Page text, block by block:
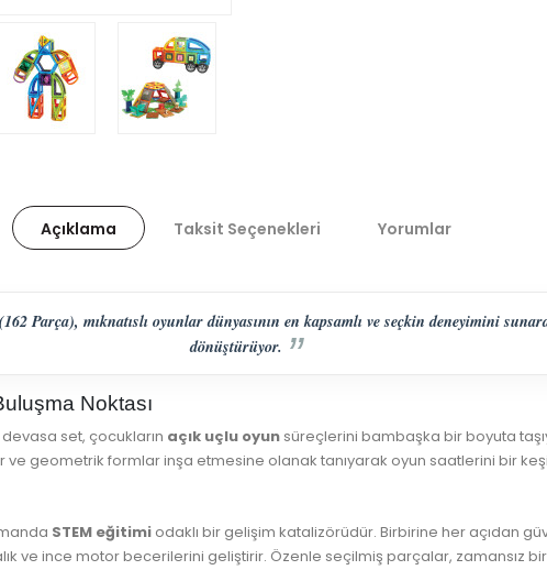
Açıklama Taksit Seçenekleri Yorumlar
Parça), mıknatıslı oyunlar dünyasının en kapsamlı ve seçkin deneyimini
dönüştürüyor.
Noktası
set, çocukların açık uçlu oyun süreçlerini bambaşka bir boyuta
ve geometrik formlar inşa etmesine olanak tanıyarak oyun saatlerini bir
STEM eğitimi odaklı bir gelişim katalizörüdür. Birbirine her açıdan
ve ince motor becerilerini geliştirir. Özenle seçilmiş parçalar, zamansız